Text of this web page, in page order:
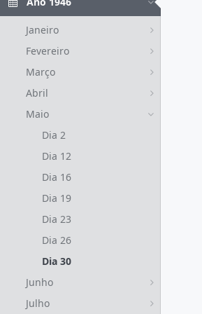
Janeiro
Fevereiro
Março
Abril
Maio
Dia 2
Dia 12
Dia 16
Dia 19
Dia 23
Dia 26
Dia 30
Junho
Julho